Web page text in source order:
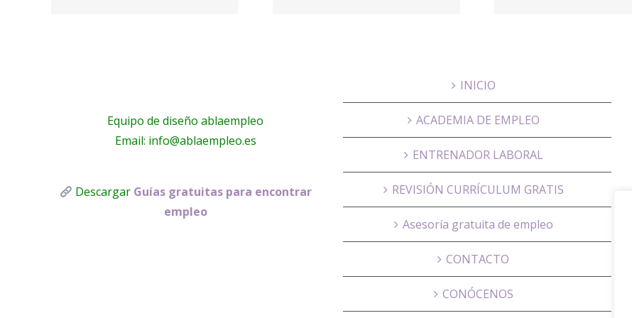
Equipo de diseño ablaempleo
Email: info@ablaempleo.es
Descargar Guías gratuitas para encontrar
empleo
INICIO
ACADEMIA DE EMPLEO
ENTRENADOR LABORAL
REVISIÓN CURRÍCULUM GRATIS
Asesoría gratuita de empleo
CONTACTO
CONÓCENOS